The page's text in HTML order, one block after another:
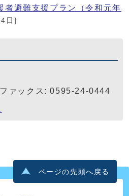
者避難支援プラン（令和元年
日]
ァックス: 0595-24-0444
ページの先頭へ戻る